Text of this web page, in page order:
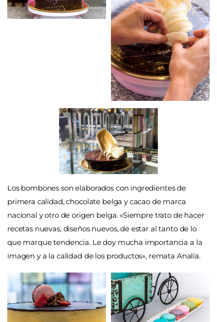
Los bombones son elaborados con ingredientes de
primera calidad, chocolate belga y cacao de marca
nacional y otro de origen belga. «Siempre trato de hacer
recetas nuevas, diseños nuevos, de estar al tanto de lo
que marque tendencia. Le doy mucha importancia a la
imagen y a la calidad de los productos», remata Analía.